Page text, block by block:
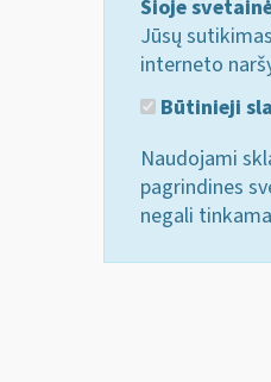
Šioje
Jūsų
interneto
Būtinieji
Naudojami
pagrindines
negali